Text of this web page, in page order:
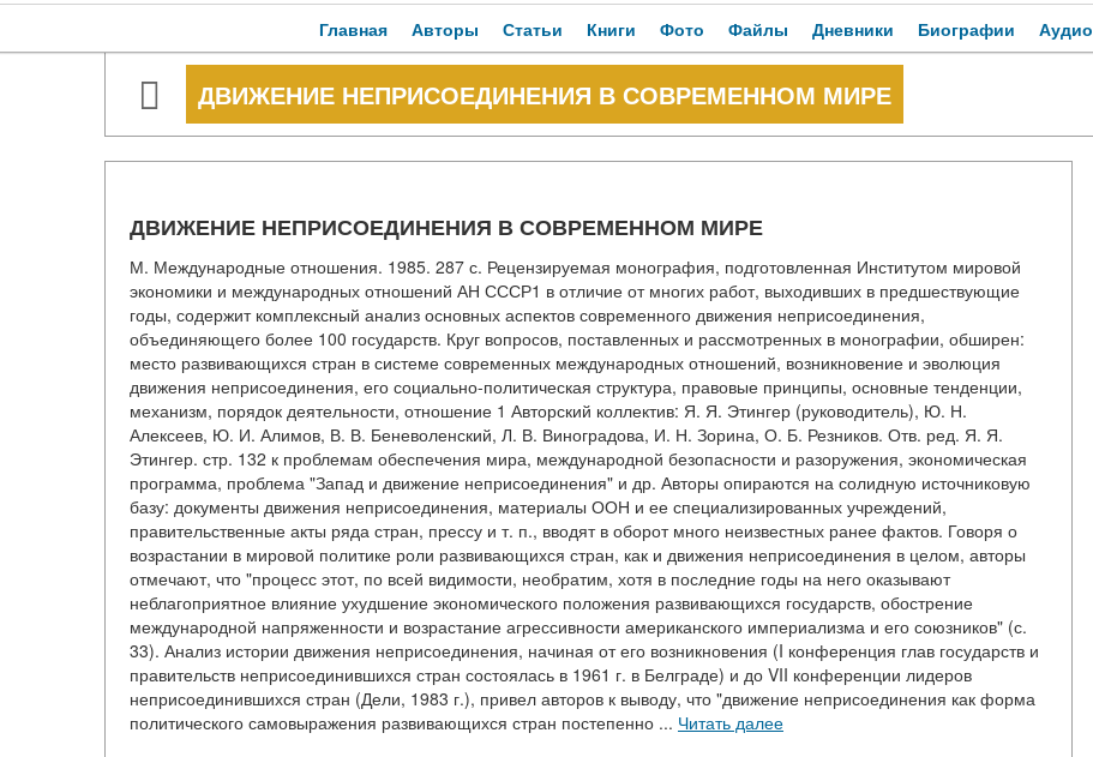
Главная Авторы Статьи Книги Фото Файлы Дневники Биографии Аудио
ДВИЖЕНИЕ НЕПРИСОЕДИНЕНИЯ В СОВРЕМЕННОМ МИРЕ
ДВИЖЕНИЕ НЕПРИСОЕДИНЕНИЯ В СОВРЕМЕННОМ МИРЕ
М. Международные отношения. 1985. 287 с. Рецензируемая монография, подготовленная Институтом мировой
экономики и международных отношений АН СССР1 в отличие от многих работ, выходивших в предшествующие
годы, содержит комплексный анализ основных аспектов современного движения неприсоединения,
объединяющего более 100 государств. Круг вопросов, поставленных и рассмотренных в монографии, обширен:
место развивающихся стран в системе современных международных отношений, возникновение и эволюция
движения неприсоединения, его социально-политическая структура, правовые принципы, основные тенденции,
механизм, порядок деятельности, отношение 1 Авторский коллектив: Я. Я. Этингер (руководитель), Ю. Н.
Алексеев, Ю. И. Алимов, В. В. Беневоленский, Л. В. Виноградова, И. Н. Зорина, О. Б. Резников. Отв. ред. Я. Я.
Этингер. стр. 132 к проблемам обеспечения мира, международной безопасности и разоружения, экономическая
программа, проблема "Запад и движение неприсоединения" и др. Авторы опираются на солидную источниковую
базу: документы движения неприсоединения, материалы ООН и ее специализированных учреждений,
правительственные акты ряда стран, прессу и т. п., вводят в оборот много неизвестных ранее фактов. Говоря о
возрастании в мировой политике роли развивающихся стран, как и движения неприсоединения в целом, авторы
отмечают, что "процесс этот, по всей видимости, необратим, хотя в последние годы на него оказывают
неблагоприятное влияние ухудшение экономического положения развивающихся государств, обострение
международной напряженности и возрастание агрессивности американского империализма и его союзников" (с.
33). Анализ истории движения неприсоединения, начиная от его возникновения (I конференция глав государств и
правительств неприсоединившихся стран состоялась в 1961 г. в Белграде) и до VII конференции лидеров
неприсоединившихся стран (Дели, 1983 г.), привел авторов к выводу, что "движение неприсоединения как форма
политического самовыражения развивающихся стран постепенно ... Читать далее